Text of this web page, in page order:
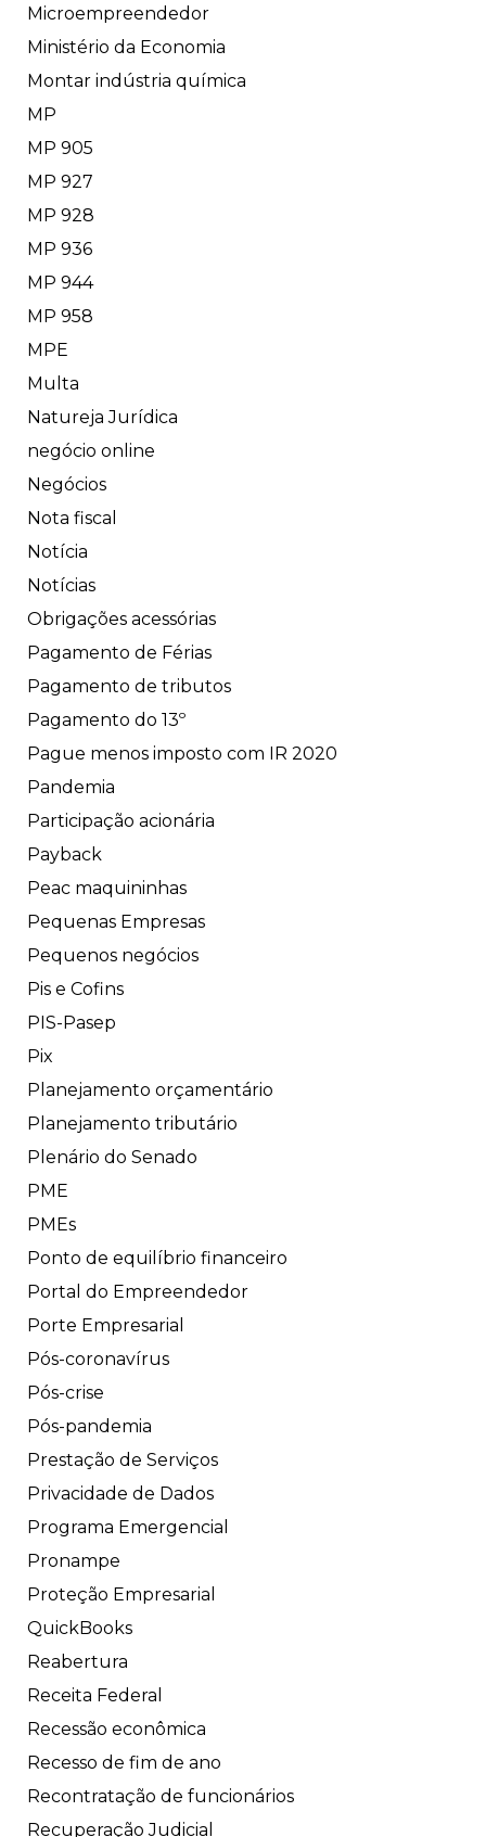
Microempreendedor
Ministério da Economia
Montar indústria química
MP
MP 905
MP 927
MP 928
MP 936
MP 944
MP 958
MPE
Multa
Natureja Jurídica
negócio online
Negócios
Nota fiscal
Notícia
Notícias
Obrigações acessórias
Pagamento de Férias
Pagamento de tributos
Pagamento do 13º
Pague menos imposto com IR 2020
Pandemia
Participação acionária
Payback
Peac maquininhas
Pequenas Empresas
Pequenos negócios
Pis e Cofins
PIS-Pasep
Pix
Planejamento orçamentário
Planejamento tributário
Plenário do Senado
PME
PMEs
Ponto de equilíbrio financeiro
Portal do Empreendedor
Porte Empresarial
Pós-coronavírus
Pós-crise
Pós-pandemia
Prestação de Serviços
Privacidade de Dados
Programa Emergencial
Pronampe
Proteção Empresarial
QuickBooks
Reabertura
Receita Federal
Recessão econômica
Recesso de fim de ano
Recontratação de funcionários
Recuperação Judicial